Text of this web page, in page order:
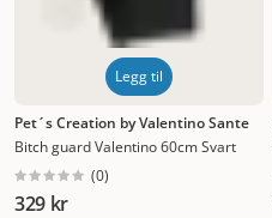
Legg til
Pet´s Creation by Valentino Sante
Bitch guard Valentino 60cm Svart
(0)
329 kr